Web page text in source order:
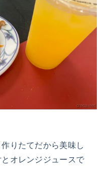
りたてだから美味し
オレンジジュースで